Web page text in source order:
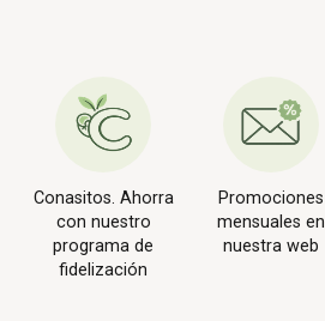
Conasitos. Ahorra
con nuestro
programa de
fidelización
Promociones
mensuales en
nuestra web